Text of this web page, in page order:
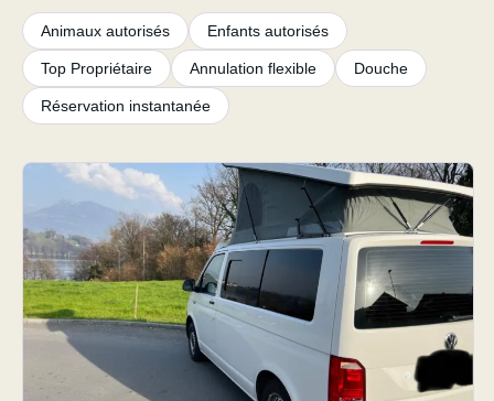
Animaux autorisés Enfants autorisés
Top Propriétaire Annulation flexible Douche
Réservation instantanée